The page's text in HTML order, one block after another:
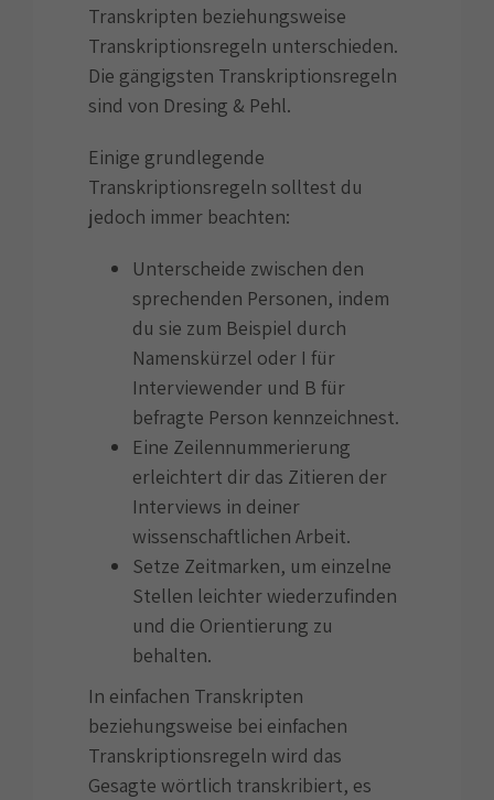
Transkripten beziehungsweise
Transkriptionsregeln unterschieden.
Die gängigsten Transkriptionsregeln
sind von Dresing & Pehl.
Einige grundlegende
Transkriptionsregeln solltest du
jedoch immer beachten:
Unterscheide zwischen den
sprechenden Personen, indem
du sie zum Beispiel durch
Namenskürzel oder I für
Interviewender und B für
befragte Person kennzeichnest.
Eine Zeilennummerierung
erleichtert dir das Zitieren der
Interviews in deiner
wissenschaftlichen Arbeit.
Setze Zeitmarken, um einzelne
Stellen leichter wiederzufinden
und die Orientierung zu
behalten.
In einfachen Transkripten
beziehungsweise bei einfachen
Transkriptionsregeln wird das
Gesagte wörtlich transkribiert, es